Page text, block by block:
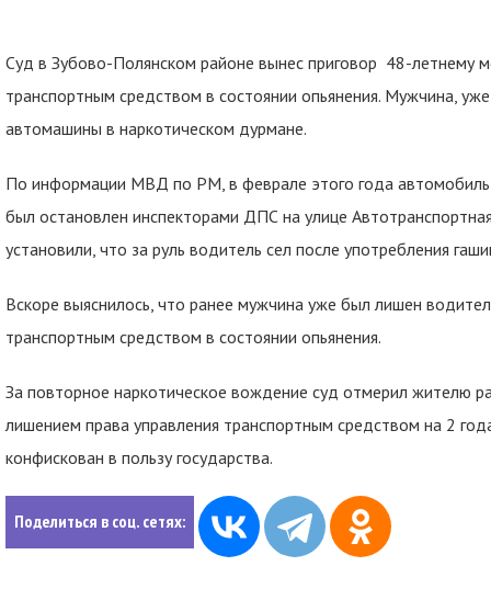
Суд в Зубово-Полянском районе вынес приговор 48-летнему
транспортным средством в состоянии опьянения. Мужчина,
автомашины в наркотическом дурмане.
По информации МВД по РМ, в феврале этого года
был остановлен инспекторами ДПС на улице
установили, что за руль водитель сел после употребления
Вскоре выяснилось, что ранее мужчина уже был лишен
транспортным средством в состоянии опьянения.
За повторное наркотическое вождение суд отмерил жителю
лишением права управления транспортным средством на 2
конфискован в пользу государства.
Поделиться в соц. сетях: